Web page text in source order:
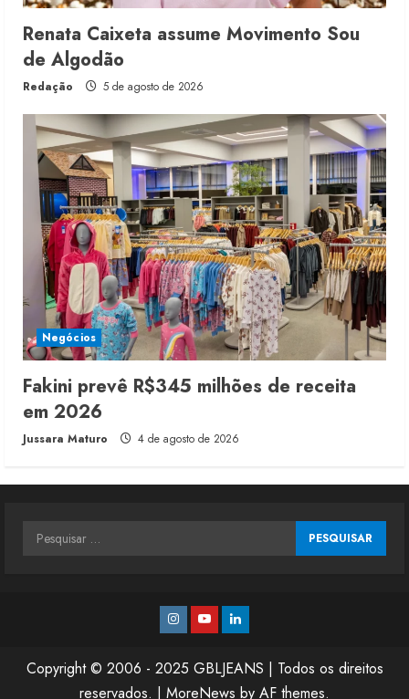
Renata Caixeta assume Movimento Sou
de Algodão
Redação 5 de agosto de 2026
Negócios
Fakini prevê R$345 milhões de receita
em 2026
Jussara Maturo 4 de agosto de 2026
Pesquisar
Instagram
YoutubeLinkedin
Copyright © 2006 - 2025 GBLJEANS | Todos os direitos
reservados. | MoreNews by AF themes.